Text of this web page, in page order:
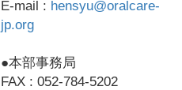
E-mail : hensyu@oralcare-
jp.org
●本部事務局
FAX : 052-784-5202